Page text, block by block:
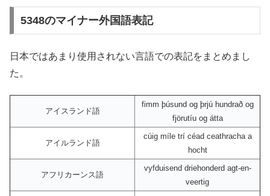
5348のマイナー外国語表記
日本ではあまり使用されない言語での表記をまとめまし
た。
アイスランド語
fimm þúsund og þrjú hundrað og
fjörutíu og átta
アイルランド語
cúig míle trí céad ceathracha a
hocht
アフリカーンス語
vyfduisend driehonderd agt-en-
veertig